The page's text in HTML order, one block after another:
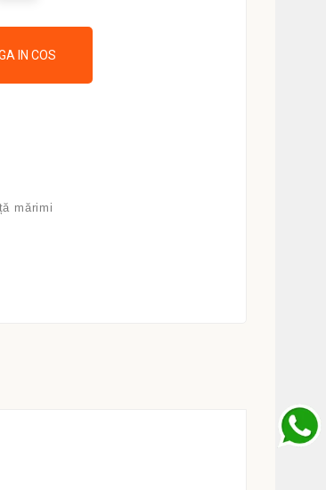
IN COS
mărimi